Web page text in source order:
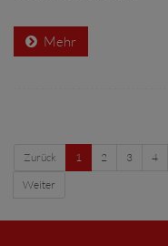
Mehr
Zurück 1 2 3 4
Weiter